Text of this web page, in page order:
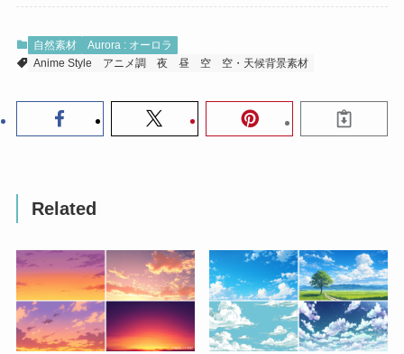
自然素材
Aurora : オーロラ
Anime Style
アニメ調 夜 昼 空 空・天候背景素材
Related